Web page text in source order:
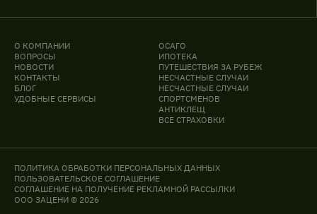
О КОМПАНИИ
ВОПРОСЫ
НОВОСТИ
КОНТАКТЫ
БЛОГ
УДОБНЫЕ СЕРВИСЫ
ОСАГО
ИПОТЕКА
ПУТЕШЕСТВИЯ ЗА РУБЕЖ
НЕСЧАСТНЫЕ СЛУЧАИ
НЕСЧАСТНЫЕ СЛУЧАИ
СПОРТСМЕНОВ
АНТИКЛЕЩ
ВСЕ СТРАХОВКИ
ПОЛИТИКА ОБРАБОТКИ ПЕРСОНАЛЬНЫХ ДАННЫХ
ПОЛЬЗОВАТЕЛЬСКОЕ СОГЛАШЕНИЕ
СОГЛАШЕНИЕ НА ПОЛУЧЕНИЕ РЕКЛАМНОЙ РАССЫЛКИ
ООО ЗАЦЕНИ © 2026